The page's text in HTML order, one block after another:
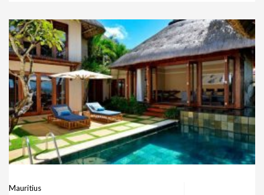
Mauritius